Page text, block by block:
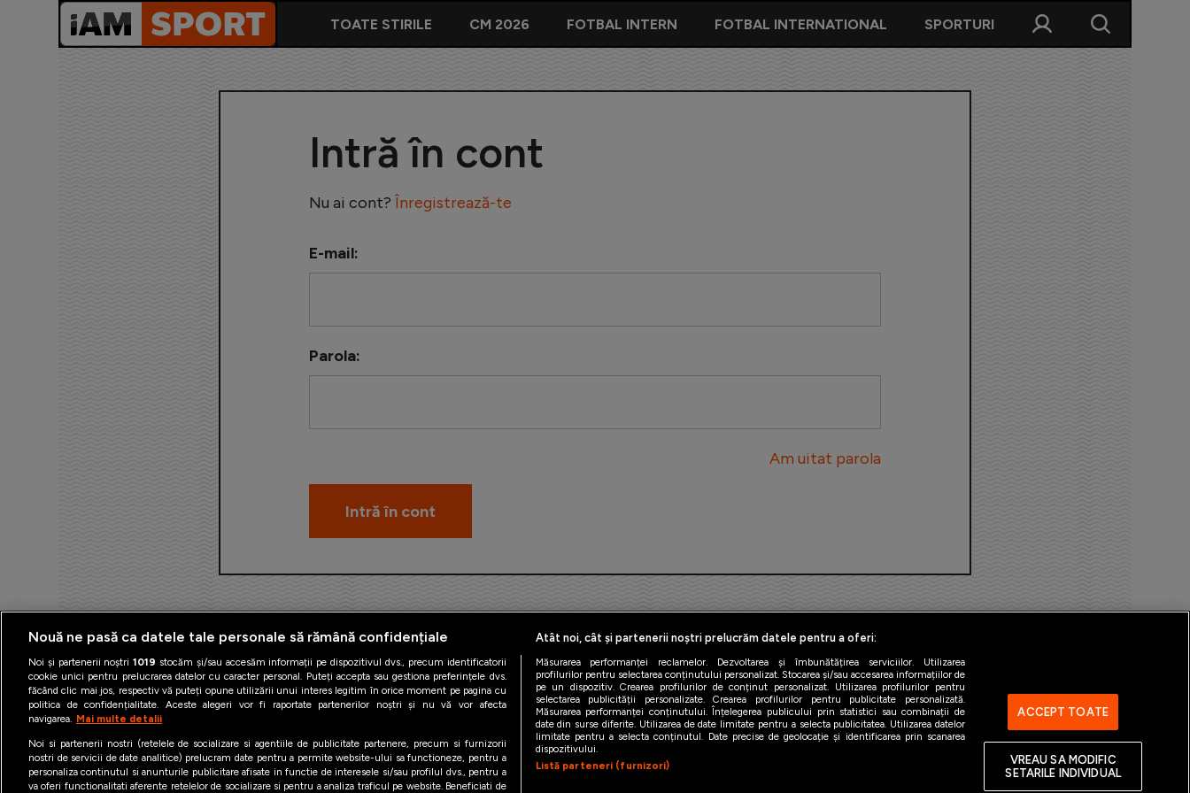
TOATE STIRILE CM 2026 FOTBAL INTERN FOTBAL INTERNATIONAL SPORTURI
Intră în cont
Nu ai cont? Înregistrează-te
E-mail:
Parola:
Am uitat parola
iAMsport.ro © 2026
Politica de utilizare Cookies Cine suntem Contact Gestionați preferințele
Nouă ne pasă ca datele tale personale să rămână confidențiale
Noi și partenerii noștri1019 stocăm și/sau accesăm informații pe dispozitivul dvs., precum identificatorii
cookie unici pentru prelucrarea datelor cu caracter personal. Puteți accepta sau gestiona preferințele dvs.
făcând clic mai jos, respectiv vă puteți opune utilizării unui interes legitim în orice moment pe pagina cu
politica de confidențialitate. Aceste alegeri vor fi raportate partenerilor noștri și nu vă vor afecta
navigarea. Mai multe detalii
Noi si partenerii nostri (retelele de socializare si agentiile de publicitate partenere, precum si furnizorii
nostri de servicii de date analitice) prelucram date pentru a permite website-ului sa functioneze, pentru a
personaliza continutul si anunturile publicitare afisate in functie de interesele si/sau profilul dvs., pentru a
va oferi functionalitati aferente retelelor de socializare si pentru a analiza traficul pe website. Beneficiati de
Atât noi, cât și partenerii noștri prelucrăm datele pentru a oferi:
Măsurarea performanței reclamelor. Dezvoltarea și îmbunătățirea serviciilor. Utilizarea
profilurilor pentru selectarea conținutului personalizat. Stocarea și/sau accesarea informațiilor de
pe un dispozitiv. Crearea profilurilor de conținut personalizat. Utilizarea profilurilor pentru
selectarea publicității personalizate. Crearea profilurilor pentru publicitate personalizată.
Măsurarea performanței conținutului. Înțelegerea publicului prin statistici sau combinații de
date din surse diferite. Utilizarea de date limitate pentru a selecta publicitatea. Utilizarea datelor
limitate pentru a selecta conținutul. Date precise de geolocație și identificarea prin scanarea
dispozitivului.
Listă parteneri (furnizori)
ACCEPT TOATE
VREAU SA MODIFIC
SETARILE INDIVIDUAL